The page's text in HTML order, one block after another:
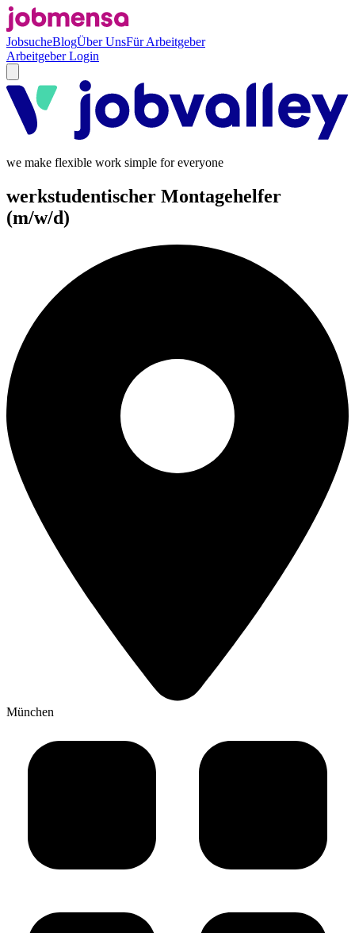
JobsucheBlogÜber UnsFür Arbeitgeber
Arbeitgeber Login
we make flexible work simple for everyone
werkstudentischer Montagehelfer
(m/w/d)
München